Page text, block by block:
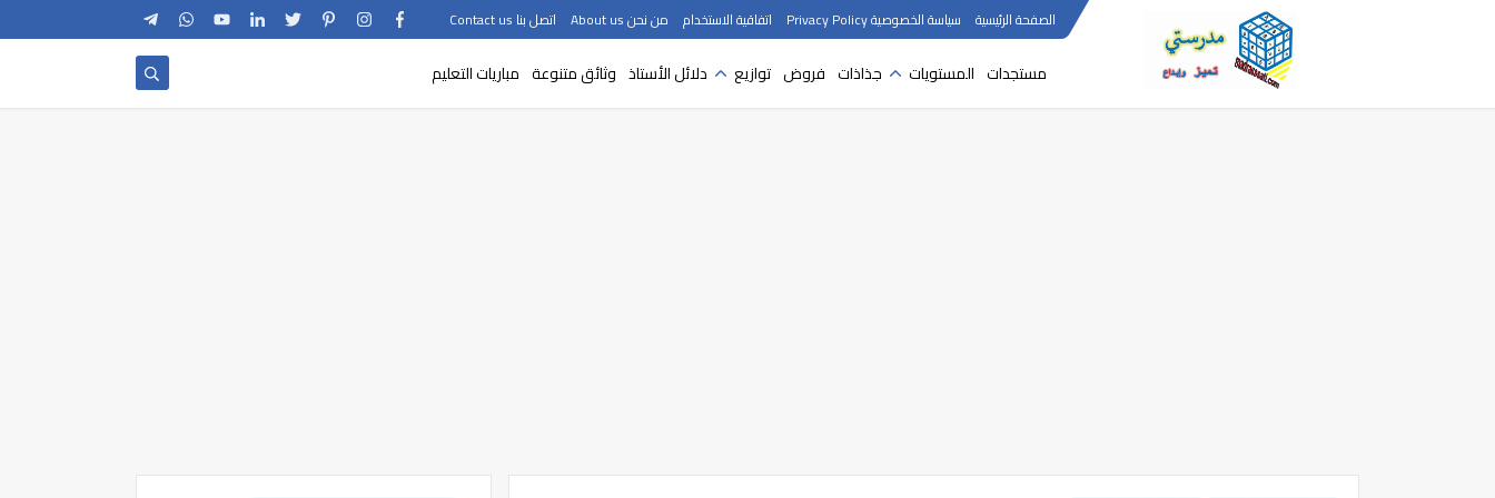
الصفحة الرئيسية سياسة الخصوصية Privacy Policy اتفاقية الاستخدام من نحن About us اتصل بنا Contact us
مستجدات المستويات جذاذات فروض توازيع دلائل الأستاذ وثائق متنوعة مباريات التعليم